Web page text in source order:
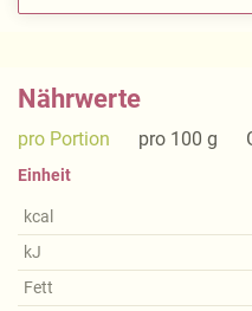
Nährwerte
pro Portion pro 100 g
Einheit
kcal
kJ
Fett